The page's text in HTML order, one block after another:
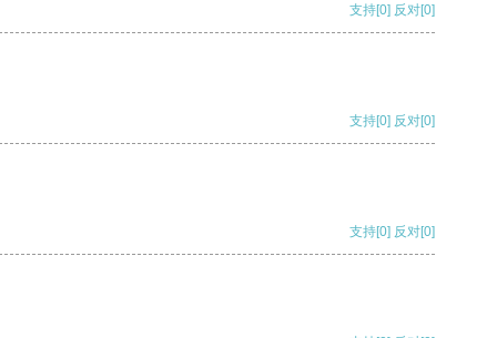
支持[0] 反对[0]
支持[0] 反对[0]
支持[0] 反对[0]